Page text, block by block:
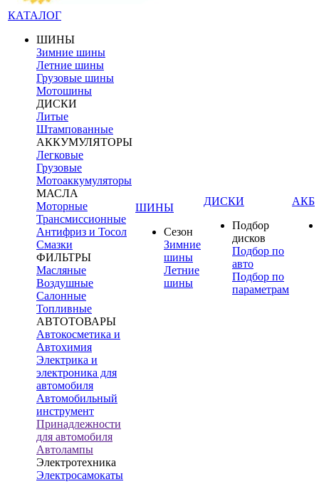
КАТАЛОГ
ШИНЫ
Зимние шины
Летние шины
Грузовые шины
Мотошины
ДИСКИ
Литые
Штампованные
АККУМУЛЯТОРЫ
Легковые
Грузовые
Мотоаккумуляторы
МАСЛА
Моторные
Трансмиссионные
Антифриз и Тосол
Смазки
ФИЛЬТРЫ
Масляные
Воздушные
Салонные
Топливные
АВТОТОВАРЫ
Автокосметика и
Автохимия
Электрика и
электроника для
автомобиля
Автомобильный
инструмент
Принадлежности
для автомобиля
Автолампы
Электротехника
Электросамокаты
ШИНЫ
Сезон
Зимние
шины
Летние
шины
ДИСКИ
Подбор
дисков
Подбор по
авто
Подбор по
параметрам
АКБ